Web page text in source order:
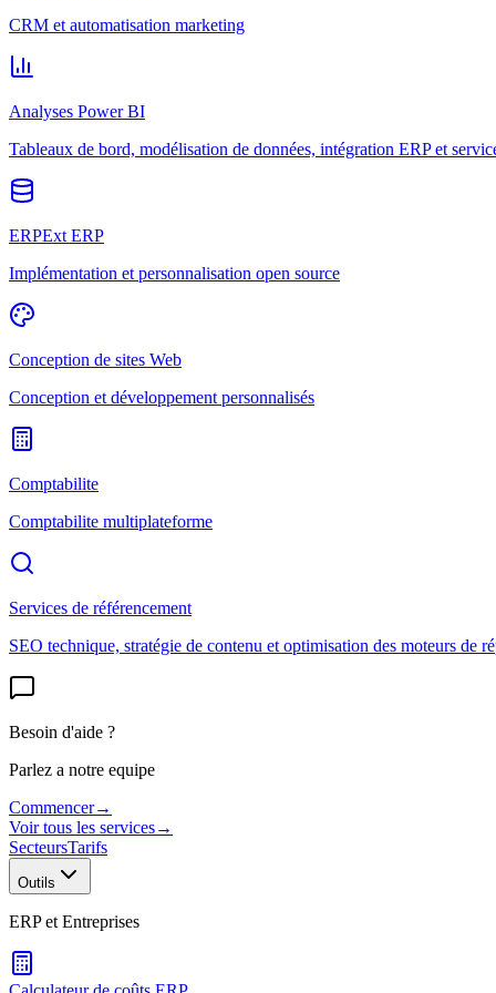
CRM et automatisation marketing
Analyses Power BI
Tableaux de bord, modélisation de données, intégration ERP et
ERPExt ERP
Implémentation et personnalisation open source
Conception de sites Web
Conception et développement personnalisés
Comptabilite
Comptabilite multiplateforme
Services de référencement
SEO technique, stratégie de contenu et optimisation des moteurs de
Besoin d'aide ?
Parlez a notre equipe
Commencer→
Voir tous les services→
SecteursTarifs
Outils
ERP et Entreprises